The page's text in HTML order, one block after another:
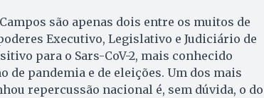
são apenas dois entre os muitos de
Executivo, Legislativo e Judiciário de
para o Sars-CoV-2, mais conhecido
de pandemia e de eleições. Um dos mais
repercussão nacional é, sem dúvida, o do